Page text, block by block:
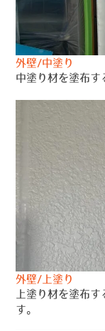
外壁/中塗り
中塗り材を塗布す
外壁/上塗り
上塗り材を塗布
す。